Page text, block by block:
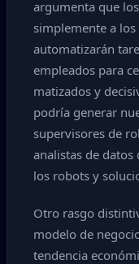
argumenta que
simplemente a
automatizarán
empleados para
matizados y
podría generar
supervisores de
analistas de
los robots y
Otro rasgo
modelo de
tendencia